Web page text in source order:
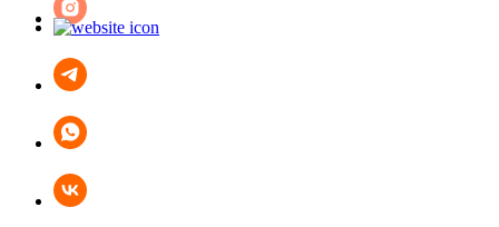
ЛАЗЕРТАГ
БОУЛИНГ
КАРАОКЕ
АФИША